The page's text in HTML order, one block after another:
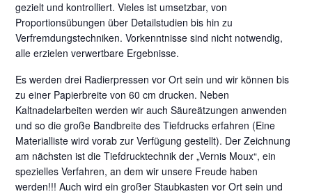
gezielt und kontrolliert. Vieles ist umsetzbar, von
Proportionsübungen über Detailstudien bis hin zu
Verfremdungstechniken. Vorkenntnisse sind nicht notwendig,
alle erzielen verwertbare Ergebnisse.
Es werden drei Radierpressen vor Ort sein und wir können bis
zu einer Papierbreite von 60 cm drucken. Neben
Kaltnadelarbeiten werden wir auch Säureätzungen anwenden
und so die große Bandbreite des Tiefdrucks erfahren (Eine
Materialliste wird vorab zur Verfügung gestellt). Der Zeichnung
am nächsten ist die Tiefdrucktechnik der „Vernis Moux“, ein
spezielles Verfahren, an dem wir unsere Freude haben
werden!!! Auch wird ein großer Staubkasten vor Ort sein und